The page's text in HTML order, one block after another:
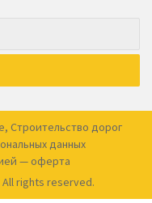
, Строительство дорог
данных
—оферта
All rights reserved.